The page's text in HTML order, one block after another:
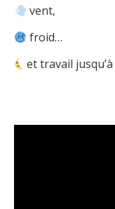
vent,
froid…
et travail